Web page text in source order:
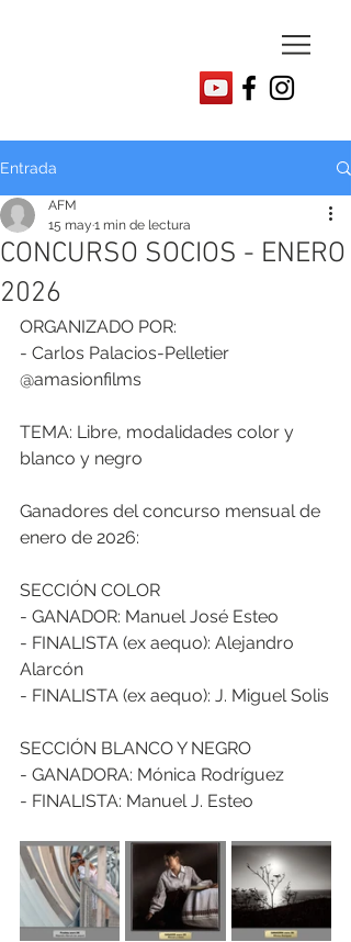
Entrada
CONCURSO SOCIOS - ENERO
2026
AFM
15 may 1 min de lectura
ORGANIZADO POR:
- Carlos Palacios-Pelletier
@amasionfilms
TEMA: Libre, modalidades color y
blanco y negro
Ganadores del concurso mensual de
enero de 2026:
SECCIÓN COLOR
- GANADOR: Manuel José Esteo
- FINALISTA (ex aequo): Alejandro
Alarcón
- FINALISTA (ex aequo): J. Miguel Solis
SECCIÓN BLANCO Y NEGRO
- GANADORA: Mónica Rodríguez
- FINALISTA: Manuel J. Esteo